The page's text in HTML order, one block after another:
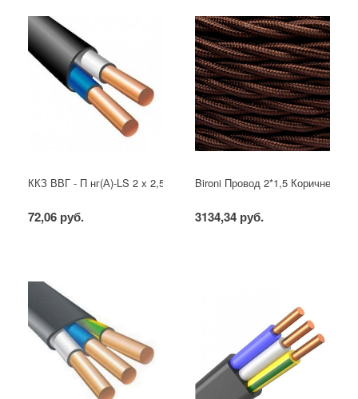
ККЗ ВВГ - П нг(А)-LS 2 х 2,5 ГОСТ
72,06 руб.
Bironi Провод 2*1,5 Коричневый
3134,34 руб.